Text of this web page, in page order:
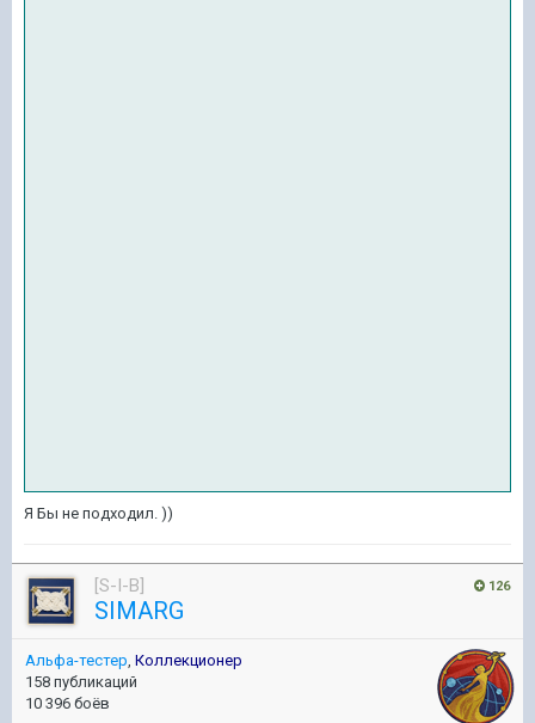
Я Бы не подходил. ))
126
[S-I-B]
SIMARG
Альфа-тестер, Коллекционер
158 публикаций
10 396 боёв